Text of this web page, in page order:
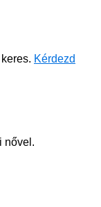
Kérdezd
nővel.